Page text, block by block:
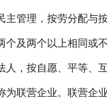
主管理，按劳分配与
个及两个以上相同或
人，按自愿、平等、
为联营企业。联营企